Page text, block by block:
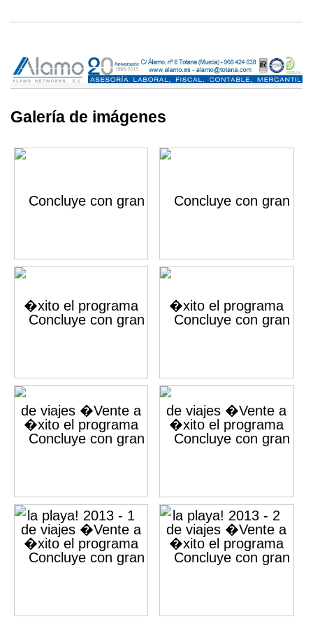
Galería de imágenes